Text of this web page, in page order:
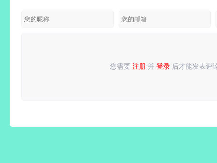
您需要 注册 并 登录 后才能发表评
请登录或 注册后再发表评论！